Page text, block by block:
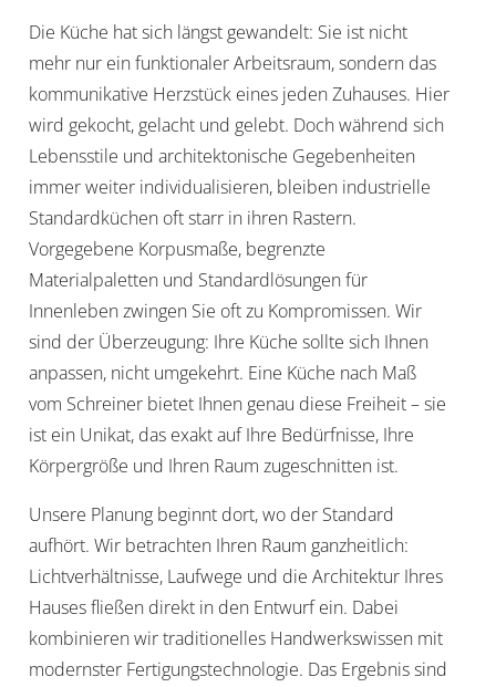
Die Küche hat sich längst gewandelt: Sie ist nicht
mehr nur ein funktionaler Arbeitsraum, sondern das
kommunikative Herzstück eines jeden Zuhauses. Hier
wird gekocht, gelacht und gelebt. Doch während sich
Lebensstile und architektonische Gegebenheiten
immer weiter individualisieren, bleiben industrielle
Standardküchen oft starr in ihren Rastern.
Vorgegebene Korpusmaße, begrenzte
Materialpaletten und Standardlösungen für
Innenleben zwingen Sie oft zu Kompromissen. Wir
sind der Überzeugung: Ihre Küche sollte sich Ihnen
anpassen, nicht umgekehrt. Eine Küche nach Maß
vom Schreiner bietet Ihnen genau diese Freiheit – sie
ist ein Unikat, das exakt auf Ihre Bedürfnisse, Ihre
Körpergröße und Ihren Raum zugeschnitten ist.
Unsere Planung beginnt dort, wo der Standard
aufhört. Wir betrachten Ihren Raum ganzheitlich:
Lichtverhältnisse, Laufwege und die Architektur Ihres
Hauses fließen direkt in den Entwurf ein. Dabei
kombinieren wir traditionelles Handwerkswissen mit
modernster Fertigungstechnologie. Das Ergebnis sind